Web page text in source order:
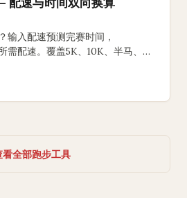
输入配速预测完赛时间，
需配速。覆盖5K、10K、半马、
看全部跑步工具